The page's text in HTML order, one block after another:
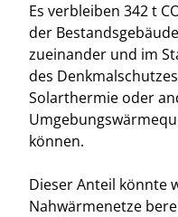
Es verbleiben 342 t
der
zueinander und im
des
Solarthermie oder
können.
Dieser Anteil könnte
Nahwärmenetze